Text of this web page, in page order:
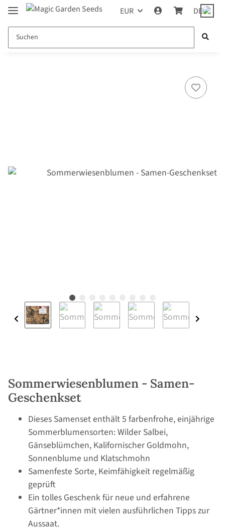
EUR DE
Sommerwiesenblumen - Samen-
Geschenkset
Dieses Samenset enthält 5 farbenfrohe, einjährige
Sommerblumensorten: Wilder Salbei,
Gänseblümchen, Kalifornischer Goldmohn,
Sonnenblume und Klatschmohn
Samenfeste Sorte, Keimfähigkeit regelmäßig
geprüft
Ein tolles Geschenk für neue und erfahrene
Gärtner*innen mit vielen ausführlichen Tipps zur
Aussaat.